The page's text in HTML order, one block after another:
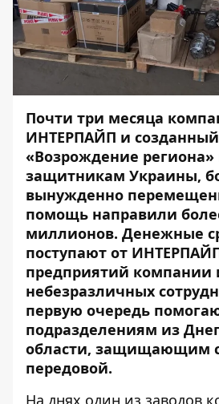
Почти три месяца
ИНТЕРПАЙП и
«Возрождение
защитникам Украины,
вынужденно
помощь направили
миллионов. Денежные
поступают от
предприятий компании
небезразличных
первую очередь
подразделениям из
области, защищающим
передовой.
На днях один из заводов